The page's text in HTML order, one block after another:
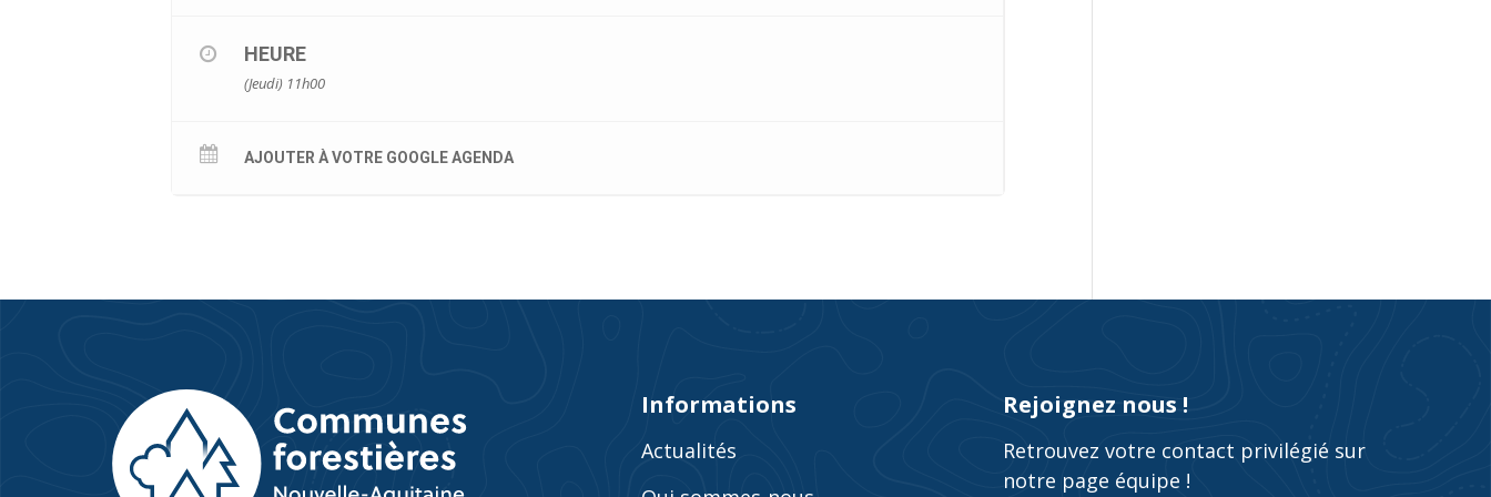
HEURE
(Jeudi) 11h00
AJOUTER À VOTRE GOOGLE AGENDA
Informations
Actualités
Rejoignez nous !
Retrouvez votre contact privilégié sur
notre page équipe !